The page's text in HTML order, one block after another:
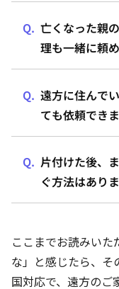
亡くなった親
理も一緒に頼
遠方に住んで
ても依頼でき
片付けた後、
ぐ方法はあり
ここまでお読みい
な」と感じたら、そ
国対応で、遠方のご